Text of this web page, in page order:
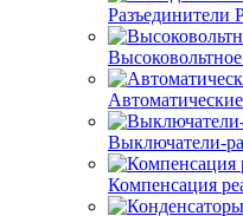
Выключатели-
Компенсация